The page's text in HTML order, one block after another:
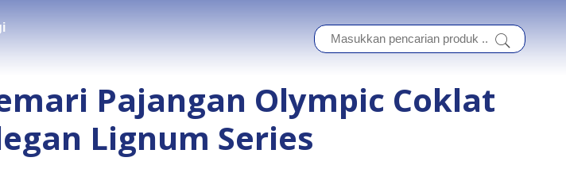
Pajangan Olympic Coklat
Lignum Series